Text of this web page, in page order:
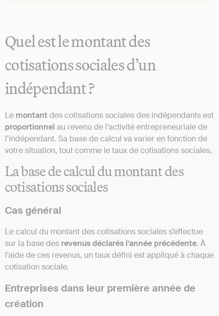
Quel est le montant des
cotisations sociales d’un
indépendant ?
Le montantdes cotisations sociales des indépendants est
proportionnel au revenu de l’activité entrepreneuriale de
l’indépendant. Sa base de calcul va varier en fonction de
votre situation, tout comme le taux de cotisations sociales.
La base de calcul du montant des
cotisations sociales
Cas général
Le calcul du montant des cotisations sociales s’effectue
sur la base des revenus déclarés l’année précédente. À
l’aide de ces revenus, un taux défini est appliqué à chaque
cotisation sociale.
Entreprises dans leur première année de
création